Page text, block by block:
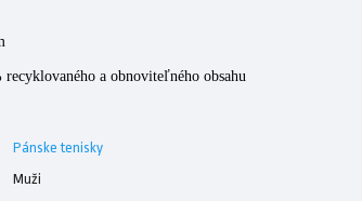
a obnoviteľného obsahu
Pánske tenisky
Muži